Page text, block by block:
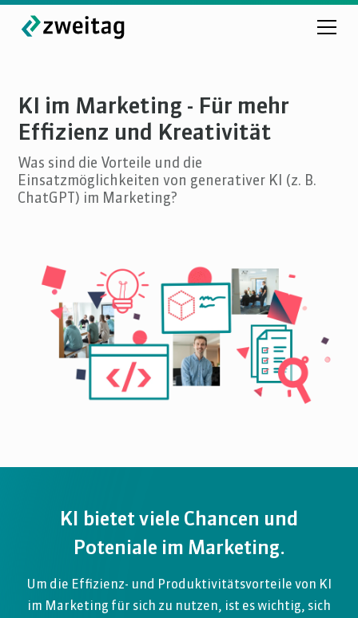
KI im Marketing - Für mehr
Effizienz und Kreativität
Was sind die Vorteile und die
Einsatzmöglichkeiten von generativer KI (z. B.
ChatGPT) im Marketing?
KI bietet viele Chancen und
Poteniale im Marketing.
Um die Effizienz- und Produktivitätsvorteile von KI
im Marketing für sich zu nutzen, ist es wichtig, sich